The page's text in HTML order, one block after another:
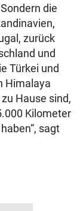
die
zurück
und
Türkei und
Himalaya
Hause sind,
Kilometer
sagt